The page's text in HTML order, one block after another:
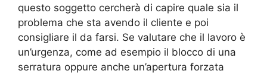
questo soggetto cercherà di capire quale sia il
problema che sta avendo il cliente e poi
consigliare il da farsi. Se valutare che il lavoro è
un’urgenza, come ad esempio il blocco di una
serratura oppure anche un’apertura forzata